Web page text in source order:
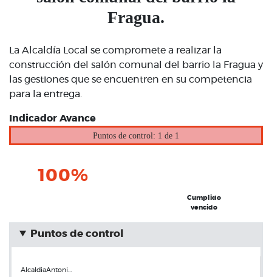
Fragua.
La Alcaldía Local se compromete a realizar la
construcción del salón comunal del barrio la Fragua y
las gestiones que se encuentren en su competencia
para la entrega.
Indicador Avance
Puntos de control: 1 de 1
100%
Cumplido
vencido
Puntos de control
AlcaldiaAntoni…